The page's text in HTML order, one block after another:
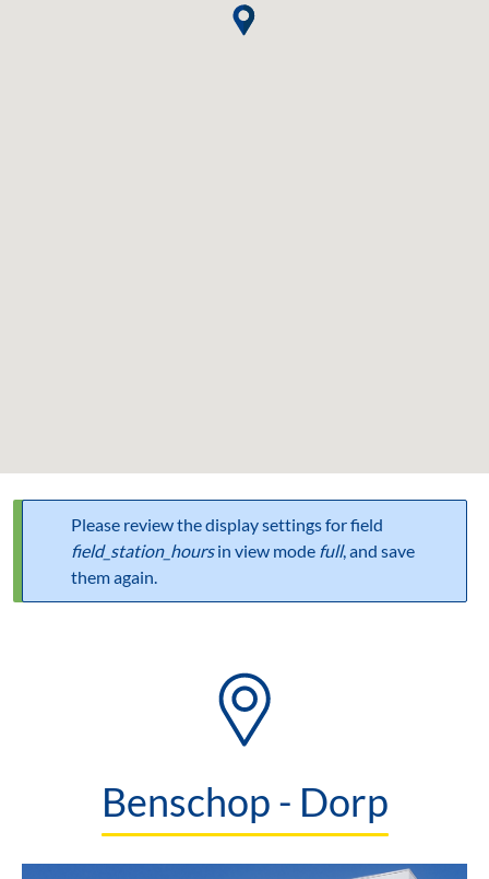
Statusbericht
Please review the display settings for field
field_station_hoursin view mode full, and save
them again.
Benschop - Dorp